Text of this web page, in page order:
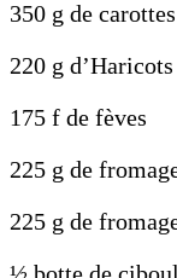
350 g de carottes
220 g
175 f de fèves
225 g de
225 g de